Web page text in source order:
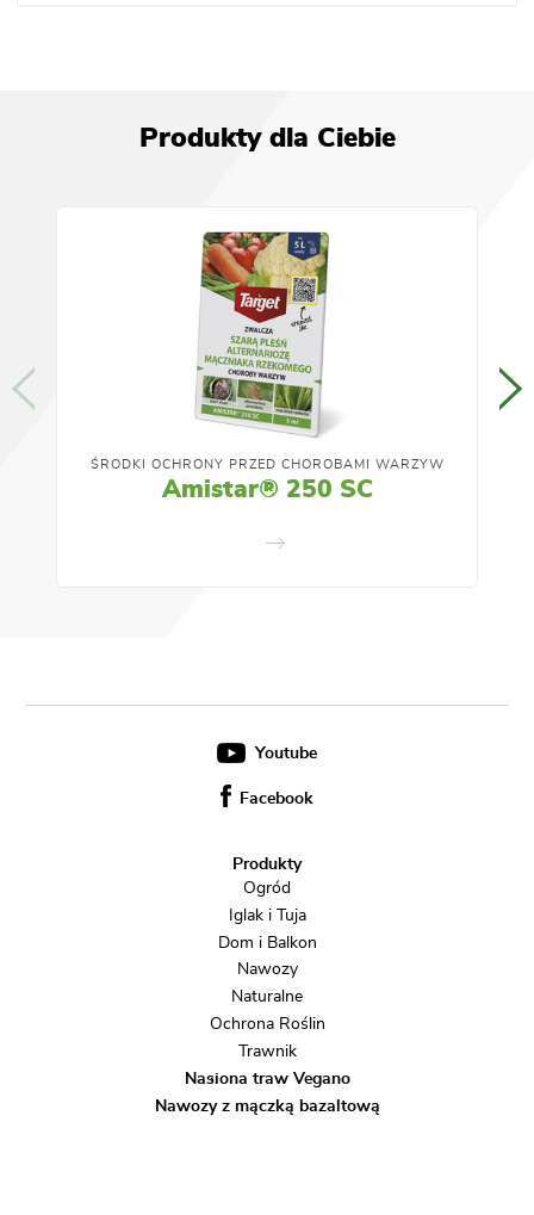
Produkty dla Ciebie
ŚRODKI OCHRONY PRZED CHOROBAMI WARZYW
Amistar® 250 SC
Youtube
Facebook
Produkty
Ogród
Iglak i Tuja
Dom i Balkon
Nawozy
Naturalne
Ochrona Roślin
Trawnik
Nasiona traw Vegano
Nawozy z mączką bazaltową